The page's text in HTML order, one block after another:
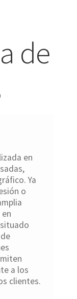
de
en
Ya
o
a los
clientes.